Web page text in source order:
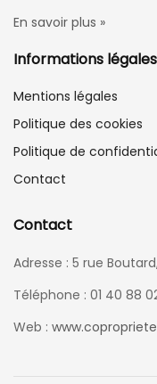
En savoir plus »
Informations légales
Mentions légales
Politique des cookies
Politique de
Contact
Contact
Adresse : 5 rue
Téléphone : 01 40 88
Web :